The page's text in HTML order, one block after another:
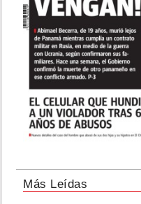
Más Leídas